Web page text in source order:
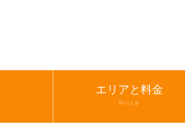
エリアと料金
Price